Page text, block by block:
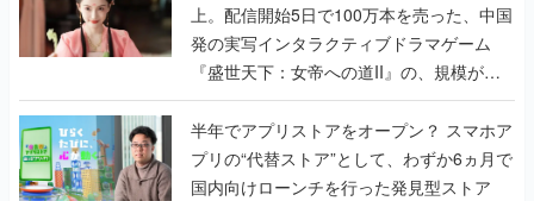
上。配信開始5日で100万本を売った、中国
発の実写インタラクティブドラマゲーム
『盛世天下：女帝への道II』の、規模が違
うこだわりをプロデューサーに聞いた
半年でアプリストアをオープン？ スマホア
プリの“代替ストア”として、わずか6ヵ月で
国内向けローンチを行った発見型ストア